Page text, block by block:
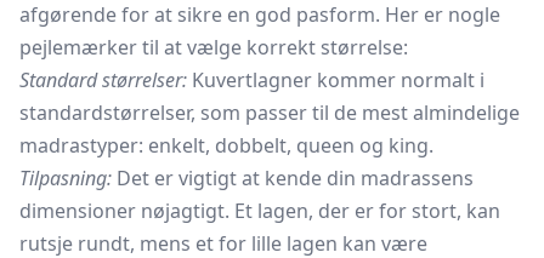
afgørende for at sikre en god pasform. Her er nogle
pejlemærker til at vælge korrekt størrelse:
Standard størrelser: Kuvertlagner kommer normalt i
standardstørrelser, som passer til de mest almindelige
madrastyper: enkelt, dobbelt, queen og king.
Tilpasning: Det er vigtigt at kende din madrassens
dimensioner nøjagtigt. Et lagen, der er for stort, kan
rutsje rundt, mens et for lille lagen kan være